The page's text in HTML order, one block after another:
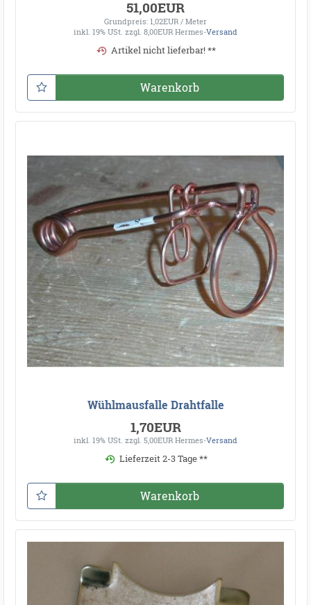
51,00EUR
Grundpreis: 1,02EUR / Meter
inkl. 19% USt. zzgl. 8,00EUR Hermes-Versand
Artikel nicht lieferbar! **
Warenkorb
Wühlmausfalle Drahtfalle
1,70EUR
inkl. 19% USt. zzgl. 5,00EUR Hermes-Versand
Lieferzeit 2-3 Tage **
Warenkorb